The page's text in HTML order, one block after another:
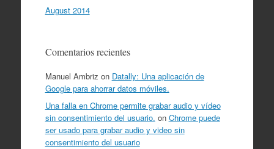
August 2014
Comentarios recientes
Manuel Ambriz on Datally: Una aplicación de
Google para ahorrar datos móviles.
Una falla en Chrome permite grabar audio y vídeo
sin consentimiento del usuario. on Chrome puede
ser usado para grabar audio y video sin
consentimiento del usuario